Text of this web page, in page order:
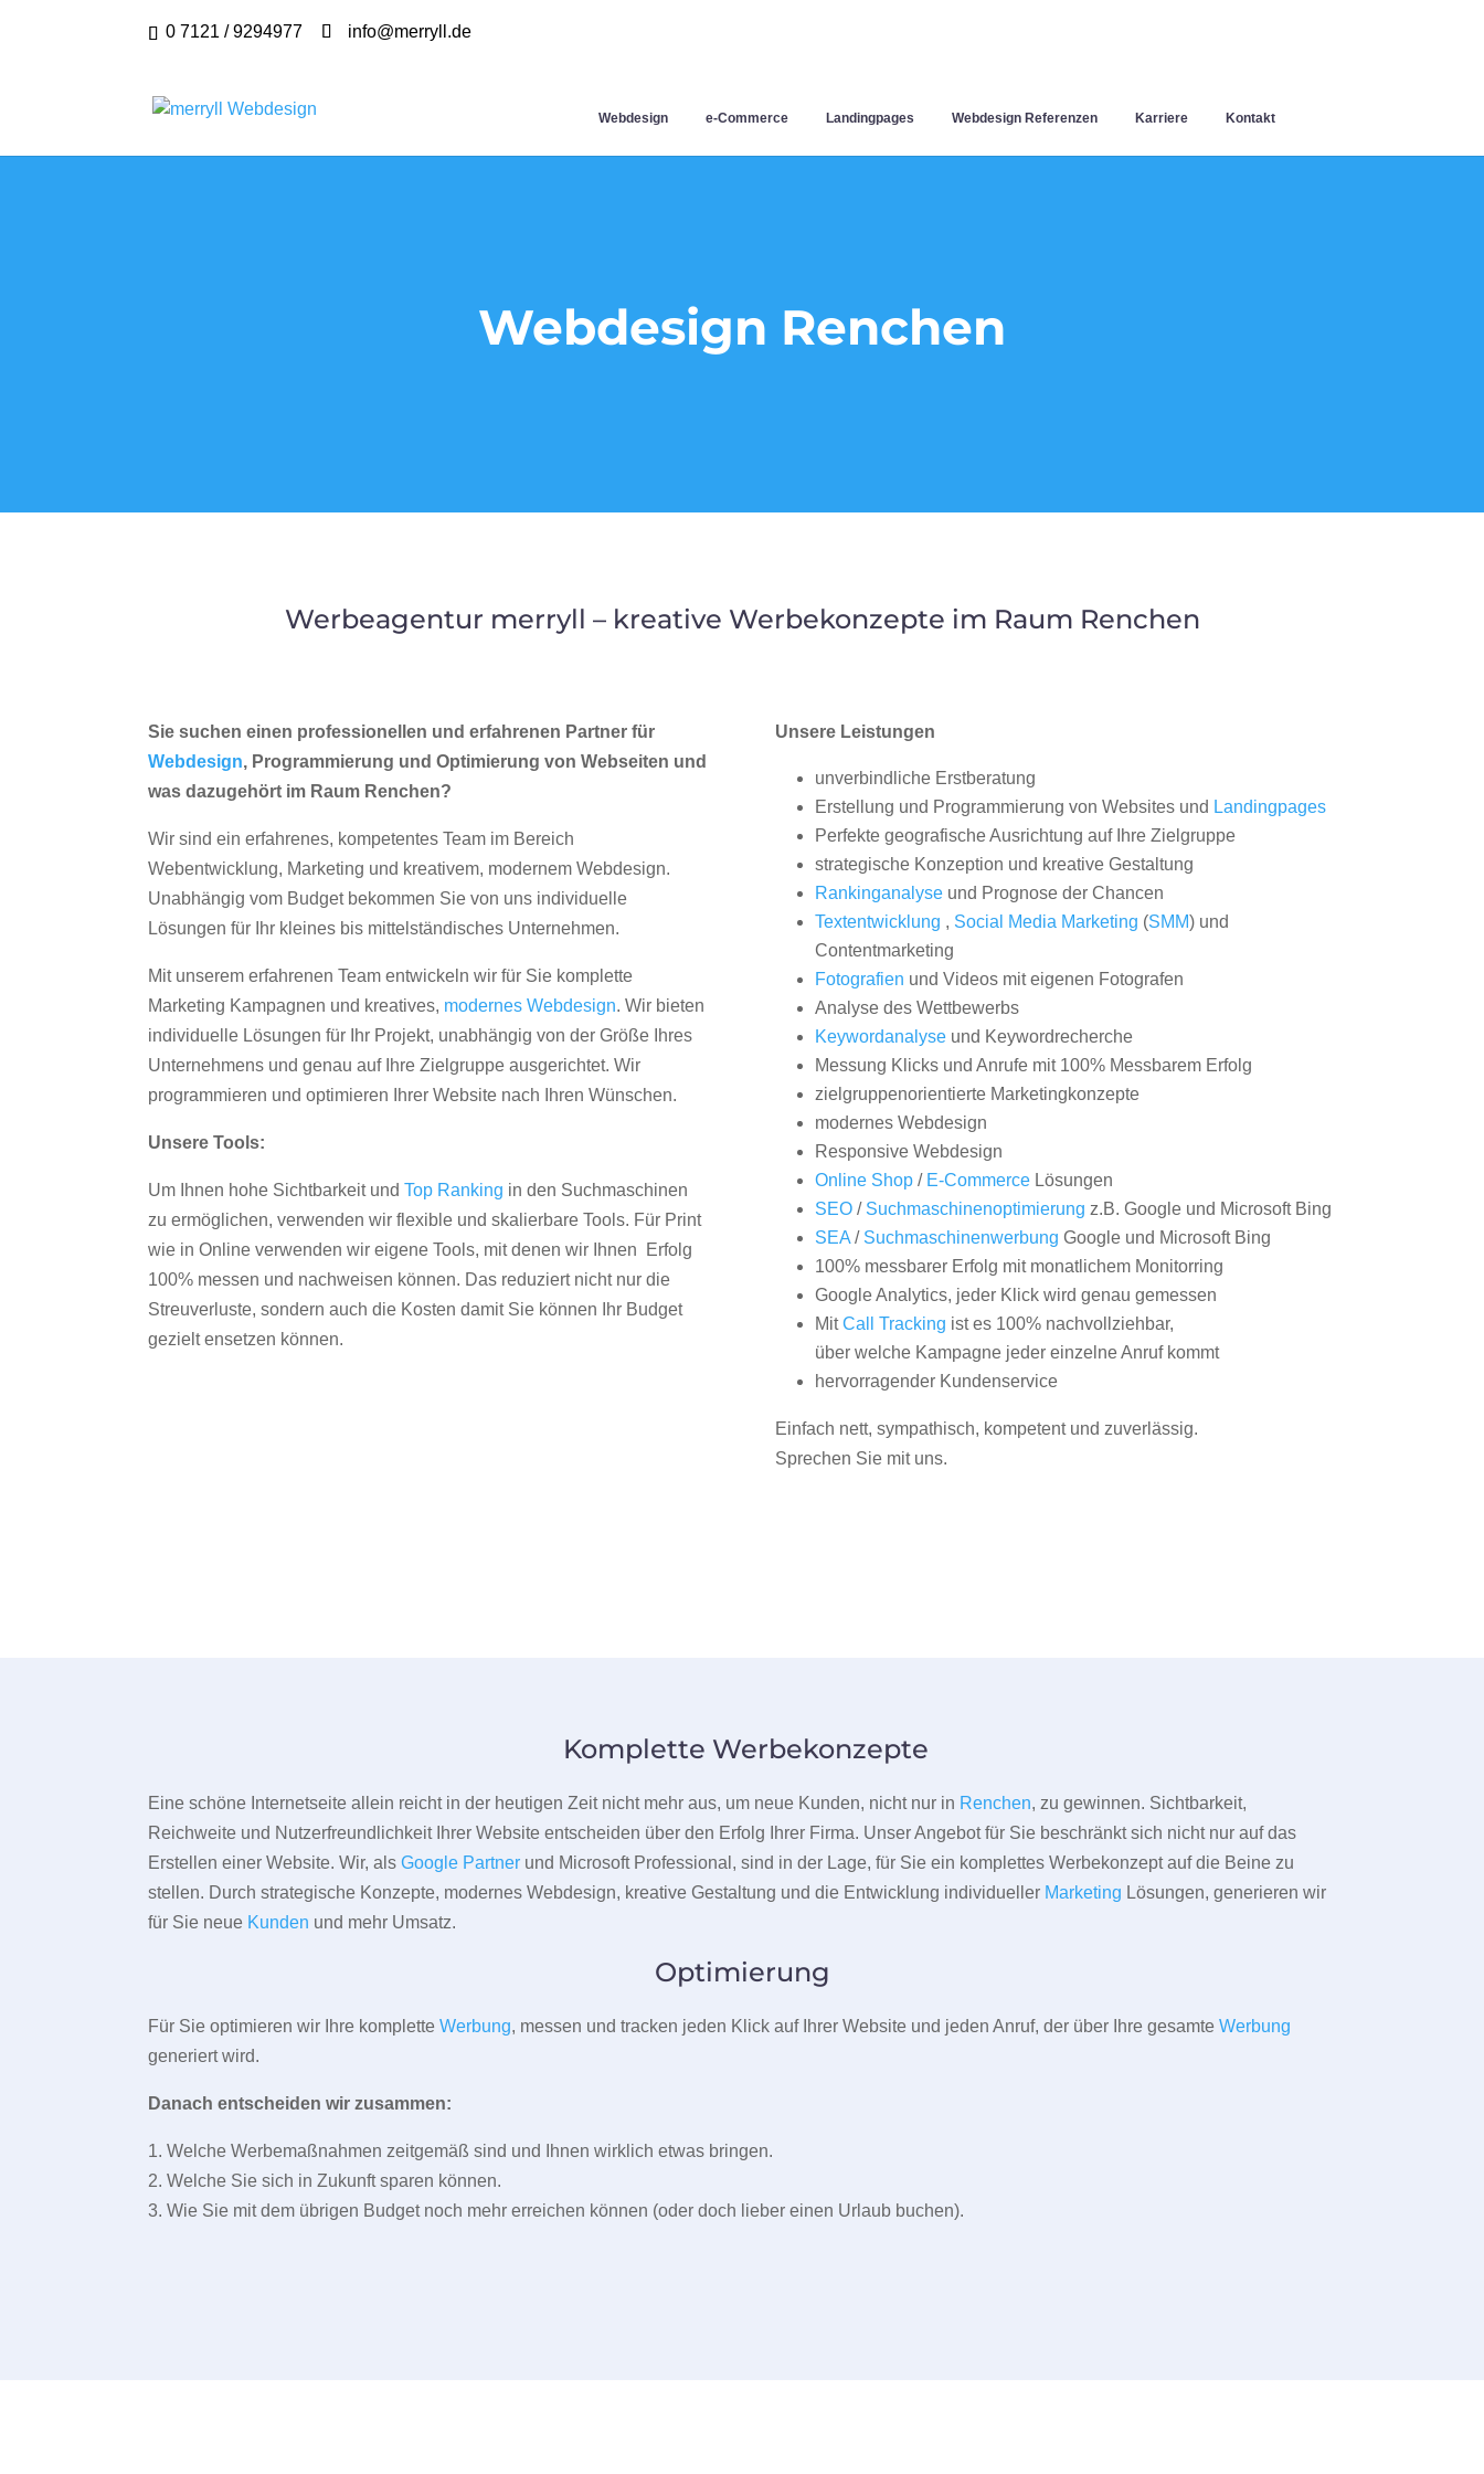
0 7121 / 9294977 info@merryll.de
Webdesign e-Commerce Landingpages Webdesign Referenzen Karriere Kontakt
Webdesign Renchen
Werbeagentur merryll – kreative Werbekonzepte im Raum Renchen
Sie suchen einen professionellen und erfahrenen Partner für
Webdesign, Programmierung und Optimierung von Webseiten und
was dazugehört im Raum Renchen?
Wir sind ein erfahrenes, kompetentes Team im Bereich
Webentwicklung, Marketing und kreativem, modernem Webdesign.
Unabhängig vom Budget bekommen Sie von uns individuelle
Lösungen für Ihr kleines bis mittelständisches Unternehmen.
Mit unserem erfahrenen Team entwickeln wir für Sie komplette
Marketing Kampagnen und kreatives, modernes Webdesign. Wir bieten
individuelle Lösungen für Ihr Projekt, unabhängig von der Größe Ihres
Unternehmens und genau auf Ihre Zielgruppe ausgerichtet. Wir
programmieren und optimieren Ihrer Website nach Ihren Wünschen.
Unsere Tools:
Um Ihnen hohe Sichtbarkeit undTop Ranking in den Suchmaschinen
zu ermöglichen, verwenden wir flexible und skalierbare Tools. Für Print
wie in Online verwenden wir eigene Tools, mit denen wir Ihnen Erfolg
100% messen und nachweisen können. Das reduziert nicht nur die
Streuverluste, sondern auch die Kosten damit Sie können Ihr Budget
gezielt ensetzen können.
Unsere Leistungen
unverbindliche Erstberatung
Erstellung und Programmierung von Websites und Landingpages
Perfekte geografische Ausrichtung auf Ihre Zielgruppe
strategische Konzeption und kreative Gestaltung
Rankinganalyseund Prognose der Chancen
Textentwicklung , Social Media Marketing (SMM) und
Contentmarketing
Fotografien und Videos mit eigenen Fotografen
Analyse des Wettbewerbs
Keywordanalyseund Keywordrecherche
Messung Klicks und Anrufe mit 100% Messbarem Erfolg
zielgruppenorientierte Marketingkonzepte
modernes Webdesign
Responsive Webdesign
Online Shop/ E-CommerceLösungen
SEO/ Suchmaschinenoptimierung z.B. Google und Microsoft Bing
SEA/ Suchmaschinenwerbung Google und Microsoft Bing
100% messbarer Erfolg mit monatlichem Monitorring
Google Analytics, jeder Klick wird genau gemessen
MitCall Tracking ist es 100% nachvollziehbar,
über welche Kampagne jeder einzelne Anruf kommt
hervorragender Kundenservice
Einfach nett, sympathisch, kompetent und zuverlässig.
Sprechen Sie mit uns.
Komplette Werbekonzepte
Eine schöne Internetseite allein reicht in der heutigen Zeit nicht mehr aus, um neue Kunden, nicht nur in Renchen, zu gewinnen. Sichtbarkeit,
Reichweite und Nutzerfreundlichkeit Ihrer Website entscheiden über den Erfolg Ihrer Firma. Unser Angebot für Sie beschränkt sich nicht nur auf das
Erstellen einer Website. Wir, alsGoogle Partner und Microsoft Professional, sind in der Lage, für Sie ein komplettes Werbekonzept auf die Beine zu
stellen. Durch strategische Konzepte, modernes Webdesign, kreative Gestaltung und die Entwicklung individueller Marketing Lösungen, generieren wir
für Sie neue Kunden und mehr Umsatz.
Optimierung
Für Sie optimieren wir Ihre kompletteWerbung, messen und tracken jeden Klick auf Ihrer Website und jeden Anruf, der über Ihre gesamteWerbung
generiert wird.
Danach entscheiden wir zusammen:
1. Welche Werbemaßnahmen zeitgemäß sind und Ihnen wirklich etwas bringen.
2. Welche Sie sich in Zukunft sparen können.
3. Wie Sie mit dem übrigen Budget noch mehr erreichen können (oder doch lieber einen Urlaub buchen).